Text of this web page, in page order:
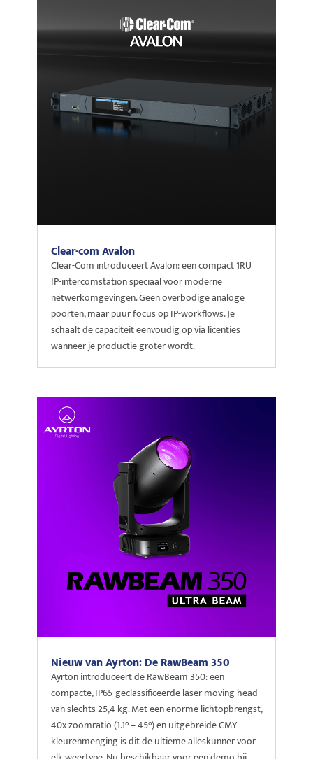
Clear-com Avalon
Clear-Com introduceert Avalon: een compact 1RU
IP-intercomstation speciaal voor moderne
netwerkomgevingen. Geen overbodige analoge
poorten, maar puur focus op IP-workflows. Je
schaalt de capaciteit eenvoudig op via licenties
wanneer je productie groter wordt.
Nieuw van Ayrton: De RawBeam 350
Ayrton introduceert de RawBeam 350: een
compacte, IP65-geclassificeerde laser moving head
van slechts 25,4 kg. Met een enorme lichtopbrengst,
40x zoomratio (1.1° – 45°) en uitgebreide CMY-
kleurenmenging is dit de ultieme alleskunner voor